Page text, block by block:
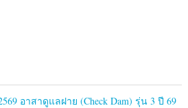
อาสาดูแลฝาย (Check Dam) รุ่น 3 ปี 69